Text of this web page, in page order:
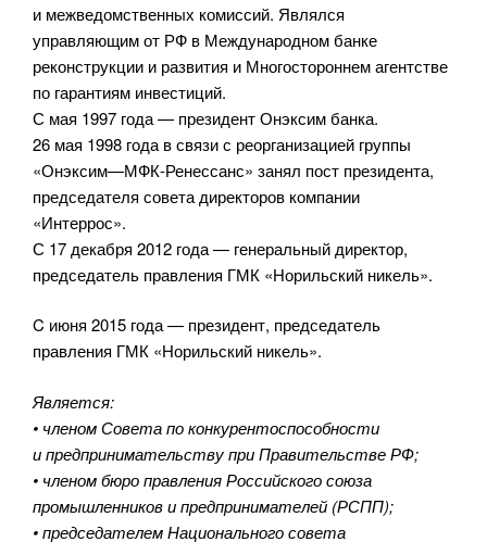
и межведомственных комиссий. Являлся
управляющим от РФ в Международном банке
реконструкции и развития и Многостороннем агентстве
по гарантиям инвестиций.
С мая 1997 года — президент Онэксим банка.
26 мая 1998 года в связи с реорганизацией группы
«Онэксим—МФК-Ренессанс» занял пост президента,
председателя совета директоров компании
«Интеррос».
С 17 декабря 2012 года — генеральный директор,
председатель правления ГМК «Норильский никель».
C июня 2015 года — президент, председатель
правления ГМК «Норильский никель».
Является:
• членом Совета по конкурентоспособности
и предпринимательству при Правительстве РФ;
• членом бюро правления Российского союза
промышленников и предпринимателей (РСПП);
• председателем Национального совета